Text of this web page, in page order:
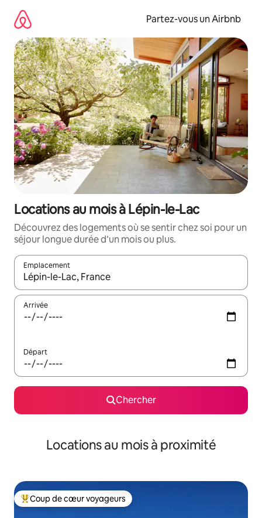
directement
contenu
Partez-vous un Airbnb
Locations au mois à Lépin-le-Lac
Découvrez des logements où se sentir chez soi pour un
séjour longue durée d’un mois ou plus.
Emplacement
Quand les résultats sont affichés, parcourez-les en utilisant
Arrivée
Départ
Chercher
Locations au mois à proximité
Coup de cœur voyageurs parmi les plus aimés
Coup de cœur voyageurs